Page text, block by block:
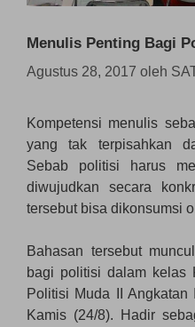
Menulis Penting Bagi
Agustus 28, 2017 oleh
Kompetensi menulis
yang tak terpisahkan
Sebab politisi harus
diwujudkan secara
tersebut bisa dikonsumsi
Bahasan tersebut
bagi politisi dalam kelas
Politisi Muda II Angkatan
Kamis (24/8). Hadir